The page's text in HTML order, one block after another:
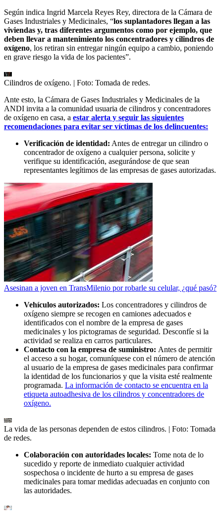
Según indica Ingrid Marcela Reyes Rey, directora de la Cámara de
Gases Industriales y Medicinales, “los suplantadores llegan a las
viviendas y, tras diferentes argumentos como por ejemplo, que
deben llevar a mantenimiento los concentradores y cilindros de
oxígeno, los retiran sin entregar ningún equipo a cambio, poniendo
en grave riesgo la vida de los pacientes”.
Cilindros de oxígeno. | Foto: Tomada de redes.
Ante esto, la Cámara de Gases Industriales y Medicinales de la
ANDI invita a la comunidad usuaria de cilindros y concentradores
de oxígeno en casa, a estar alerta y seguir las siguientes
recomendaciones para evitar ser víctimas de los delincuentes:
Verificación de identidad: Antes de entregar un cilindro o
concentrador de oxígeno a cualquier persona, solicite y
verifique su identificación, asegurándose de que sean
representantes legítimos de las empresas de gases autorizadas.
Asesinan a joven en TransMilenio por robarle su celular, ¿qué pasó?
Vehículos autorizados: Los concentradores y cilindros de
oxígeno siempre se recogen en camiones adecuados e
identificados con el nombre de la empresa de gases
medicinales y los pictogramas de seguridad. Desconfíe si la
actividad se realiza en carros particulares.
Contacto con la empresa de suministro: Antes de permitir
el acceso a su hogar, comuníquese con el número de atención
al usuario de la empresa de gases medicinales para confirmar
la identidad de los funcionarios y que la visita esté realmente
programada. La información de contacto se encuentra en la
etiqueta autoadhesiva de los cilindros y concentradores de
oxígeno.
La vida de las personas dependen de estos cilindros. | Foto: Tomada
de redes.
Colaboración con autoridades locales: Tome nota de lo
sucedido y reporte de inmediato cualquier actividad
sospechosa o incidente de hurto a su empresa de gases
medicinales para tomar medidas adecuadas en conjunto con
las autoridades.